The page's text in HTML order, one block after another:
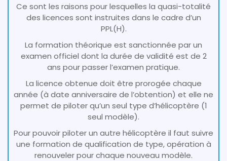
Ce sont les raisons pour lesquelles la quasi-totalité
des licences sont instruites dans le cadre d’un
PPL(H).
La formation théorique est sanctionnée par un
examen officiel dont la durée de validité est de 2
ans pour passer l’examen pratique.
La licence obtenue doit être prorogée chaque
année (à date anniversaire de l’obtention) et elle ne
permet de piloter qu’un seul type d’hélicoptère (1
seul modèle).
Pour pouvoir piloter un autre hélicoptère il faut suivre
une formation de qualification de type, opération à
renouveler pour chaque nouveau modèle.